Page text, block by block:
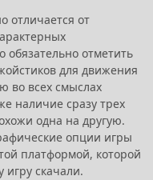
отличается от
обязательно отметить
для движения
во всех смыслах
наличие сразу трех
одна на другую.
опции игры
платформой, которой
игру скачали.